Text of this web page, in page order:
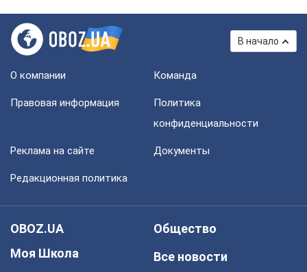
В начало
О компании Команда
Правовая информация
Политика
конфиденциальности
Реклама на сайте Документы
Редакционная политика
OBOZ.UA
Моя Школа
Общество
Все новости